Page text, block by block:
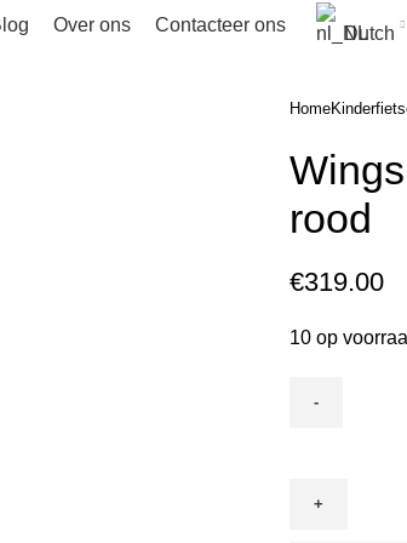
Over ons Contacteer ons Dutch
Home
rood
€319.00
10 op